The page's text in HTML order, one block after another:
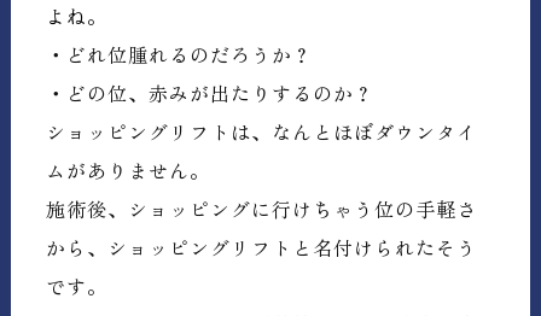
よね。
・どれ位腫れるのだろうか？
・どの位、赤みが出たりするのか？
ショッピングリフトは、なんとほぼダウンタイ
ムがありません。
施術後、ショッピングに行けちゃう位の手軽さ
から、ショッピングリフトと名付けられたそう
です。